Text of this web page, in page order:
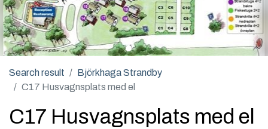
Search result
Björkhaga Strandby
C17 Husvagnsplats med el
C17 Husvagnsplats med el